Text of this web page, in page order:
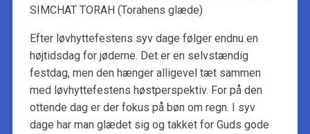
SIMCHAT TORAH (Torahens glæde)
Efter løvhyttefestens syv dage følger endnu en
højtidsdag for jøderne. Det er en selvstændig
festdag, men den hænger alligevel tæt sammen
med løvhyttefestens høstperspektiv. For på den
ottende dag er der fokus på bøn om regn. I syv
dage har man glædet sig og takket for Guds gode